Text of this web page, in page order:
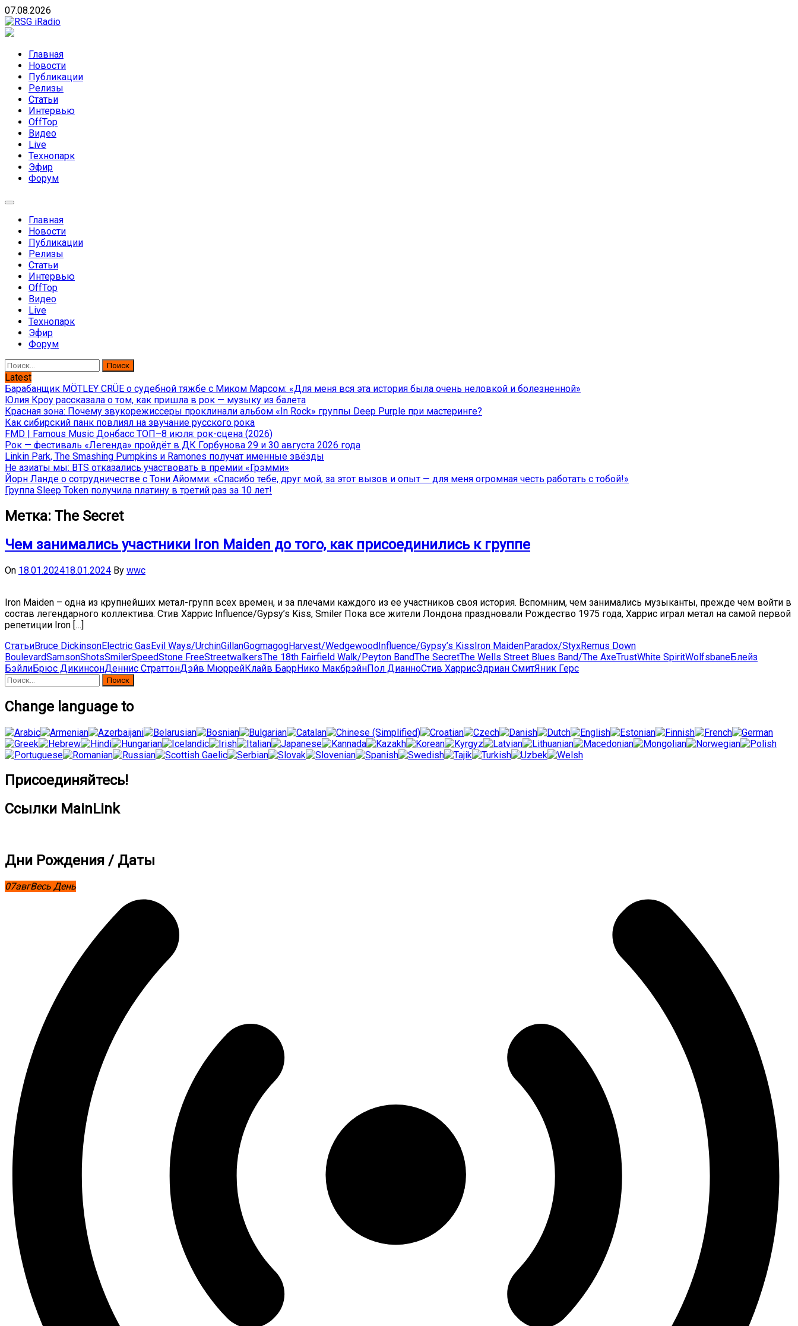
Skip
to
content
07.08.2026
Главная
Новости
Публикации
Релизы
Статьи
Интервью
OffTop
Видео
Live
Технопарк
Эфир
Форум
Главная
Новости
Публикации
Релизы
Статьи
Интервью
OffTop
Видео
Live
Технопарк
Эфир
Форум
Найти:
Latest
Барабанщик MÖTLEY CRÜE о судебной тяжбе с Миком Марсом: «Для меня вся эта история была очень неловкой и болезненной»
Юлия Кроу рассказала о том, как пришла в рок — музыку из балета
Красная зона: Почему звукорежиссеры проклинали альбом «In Rock» группы Deep Purple при мастеринге?
Как сибирский панк повлиял на звучание русского рока
FMD | Famous Music Донбасс ТОП–8 июля: рок-сцена (2026)
Рок — фестиваль «Легенда» пройдёт в ДК Горбунова 29 и 30 августа 2026 года
Linkin Park, The Smashing Pumpkins и Ramones получат именные звёзды
Не азиаты мы: BTS отказались участвовать в премии «Грэмми»
Йорн Ланде о сотрудничестве с Тони Айомми: «Спасибо тебе, друг мой, за этот вызов и опыт — для меня огромная честь работать с тобой!»
Группа Sleep Token получила платину в третий раз за 10 лет!
Метка: The Secret
Чем занимались участники Iron Maiden до того, как присоединились к группе
On 18.01.202418.01.2024 By wwc
Iron Maiden – одна из крупнейших метал-групп всех времен, и за плечами каждого из ее участников своя история. Вспомним, чем занимались музыканты, прежде чем войти в
состав легендарного коллектива. Стив Харрис Influence/Gypsy’s Kiss, Smiler Пока все жители Лондона праздновали Рождество 1975 года, Харрис играл метал на самой первой
репетиции Iron […]
СтатьиBruce DickinsonElectric GasEvil Ways/UrchinGillanGogmagogHarvest/WedgewoodInfluence/Gypsy’s KissIron MaidenParadox/StyxRemus Down
BoulevardSamsonShotsSmilerSpeedStone FreeStreetwalkersThe 18th Fairfield Walk/Peyton BandThe SecretThe Wells Street Blues Band/The AxeTrustWhite SpiritWolfsbaneБлейз
БэйлиБрюс ДикинсонДеннис СтраттонДэйв МюррейКлайв БаррНико МакбрэйнПол ДианноСтив ХаррисЭдриан СмитЯник Герс
Найти:
Change language to
Присоединяйтесь!
Ссылки MainLink
Дни Рождения / Даты
07авгВесь День